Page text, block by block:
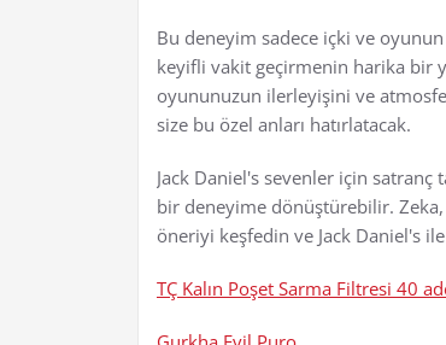
Bu deneyim sadece içki ve
keyifli vakit geçirmenin harika bir
oyununuzun ilerleyişini ve
size bu özel anları hatırlatacak.
Jack Daniel's sevenler için satranç
bir deneyime dönüştürebilir.
öneriyi keşfedin ve Jack Daniel's
TÇ Kalın Poşet Sarma Filtresi 40